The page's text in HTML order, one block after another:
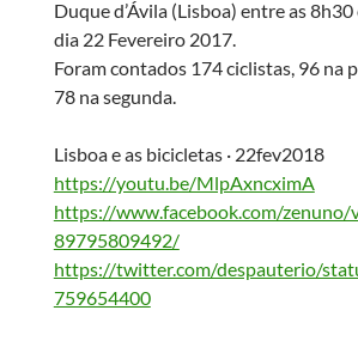
Duque d’Ávila (Lisboa) entre as
dia 22 Fevereiro 2017.
Foram contados 174 ciclistas, 96 na
78 na segunda.
Lisboa e as bicicletas · 22fev2018
https://youtu.be/MlpAxncximA
https://www.facebook.com/
89795809492/
https://twitter.com/despauterio/
759654400